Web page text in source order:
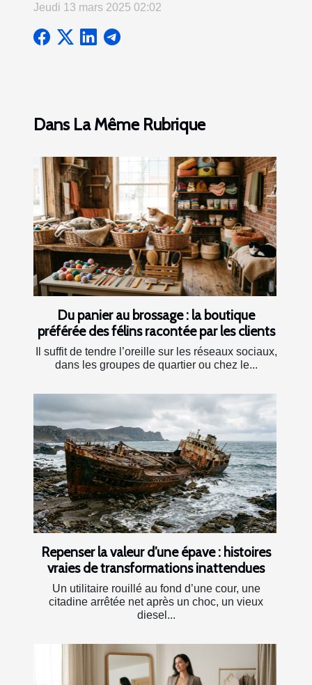
Jeudi 13 mars 2025 02:02
Dans La Même Rubrique
Du panier au brossage : la boutique
préférée des félins racontée par les clients
Il suffit de tendre l’oreille sur les réseaux sociaux,
dans les groupes de quartier ou chez le...
Repenser la valeur d’une épave : histoires
vraies de transformations inattendues
Un utilitaire rouillé au fond d’une cour, une
citadine arrêtée net après un choc, un vieux
diesel...